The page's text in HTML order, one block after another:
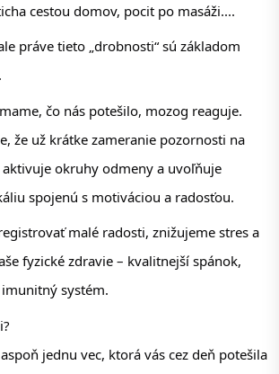
cestou domov, pocit po masáži....
práve tieto „drobnosti“ sú základom
čo nás potešilo, mozog reaguje.
že už krátke zameranie pozornosti na
okruhy odmeny a uvoľňuje
spojenú s motiváciou a radosťou.
malé radosti, znižujeme stres a
fyzické zdravie – kvalitnejší spánok,
systém.
jednu vec, ktorá vás cez deň potešila